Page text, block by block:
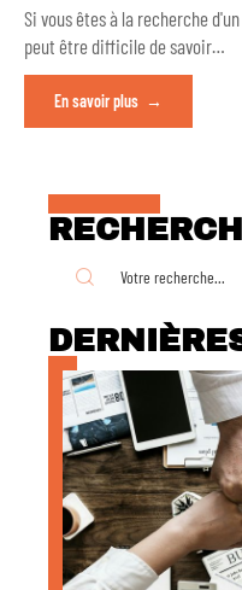
Si vous êtes à la recherche
peut être difficile de savoir…
En savoir plus